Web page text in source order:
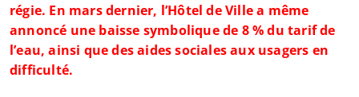
régie. En mars dernier, l’Hôtel de Ville a même
annoncé une baisse symbolique de 8 % du tarif de
l’eau, ainsi que des aides sociales aux usagers en
difficulté.